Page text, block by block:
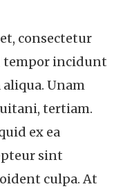
consectetur
tempor incidunt
Unam
tertiam.
ex ea
sint
culpa. At